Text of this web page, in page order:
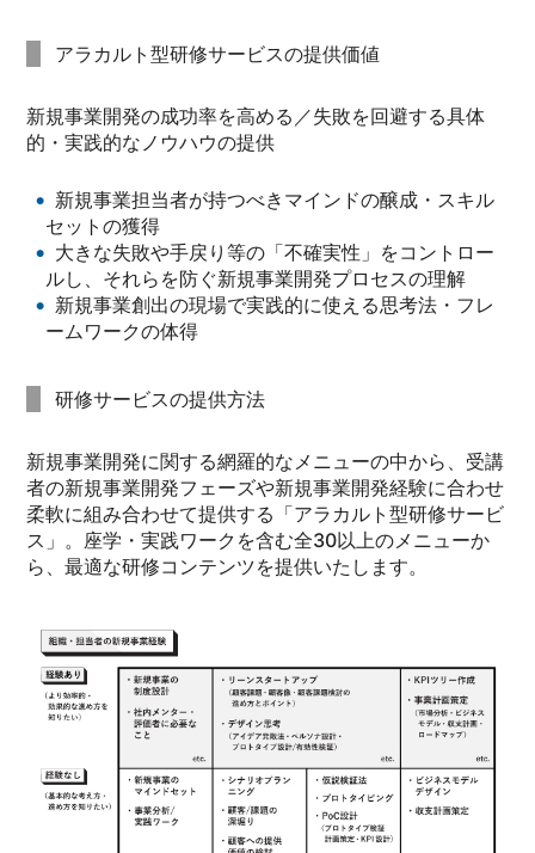
アラカルト型研修サービスの提供価値
新規事業開発の成功率を高める／失敗を回避する具体
的・実践的なノウハウの提供
新規事業担当者が持つべきマインドの醸成・スキル
セットの獲得
大きな失敗や手戻り等の「不確実性」をコントロー
ルし、それらを防ぐ新規事業開発プロセスの理解
新規事業創出の現場で実践的に使える思考法・フレ
ームワークの体得
研修サービスの提供方法
新規事業開発に関する網羅的なメニューの中から、受講
者の新規事業開発フェーズや新規事業開発経験に合わせ
柔軟に組み合わせて提供する「アラカルト型研修サービ
ス」。座学・実践ワークを含む全30以上のメニューか
ら、最適な研修コンテンツを提供いたします。